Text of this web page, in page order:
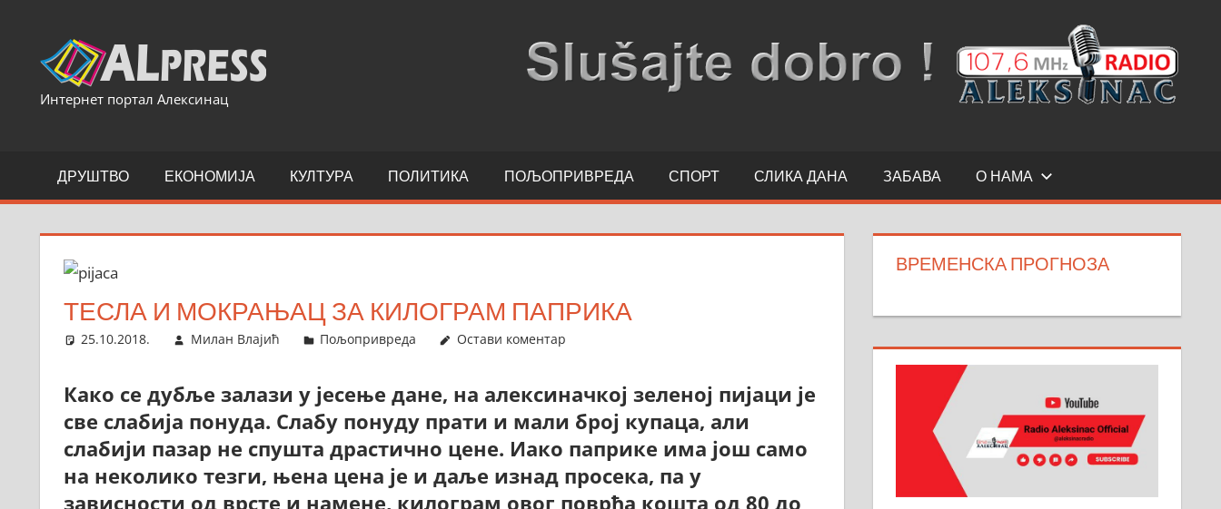
content
Интернет портал Алексинац
ДРУШТВО ЕКОНОМИЈА КУЛТУРА ПОЛИТИКА ПОЉОПРИВРЕДА СПОРТ СЛИКА ДАНА ЗАБАВА О НАМА
ТЕСЛА И МОКРАЊАЦ ЗА КИЛОГРАМ ПАПРИКА
25.10.2018. Милан Влајић Пољопривреда Остави коментар
Како се дубље залази у јесење дане, на алексиначкој зеленој пијаци је
све слабија понуда. Слабу понуду прати и мали број купаца, али
слабији пазар не спушта драстично цене. Иако паприке има још само
на неколико тезги, њена цена је и даље изнад просека, па у
зависности од врсте и намене, килограм овог поврћа кошта од 80 до
ВРЕМЕНСКА ПРОГНОЗА